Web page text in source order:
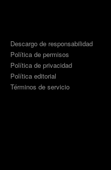
Descargo de responsabilidad
Política de permisos
Política de privacidad
Política editorial
Términos de servicio